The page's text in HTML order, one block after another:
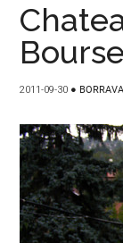
2011-09-30 ●